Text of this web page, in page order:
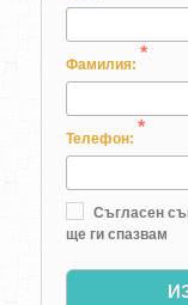
Фамилия:
*
Телефон:
*
Съгласен
ще ги спазвам